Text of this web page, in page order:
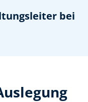
bei